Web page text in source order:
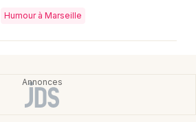
Humour à Marseille